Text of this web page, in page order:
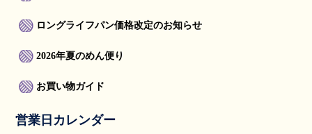
ロングライフパン価格改定のお知らせ
2026年夏のめん便り
お買い物ガイド
営業日カレンダー